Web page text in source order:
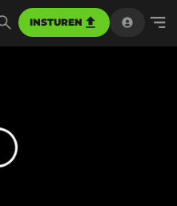
INSTUREN